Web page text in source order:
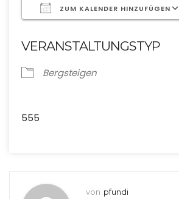
ZUM KALENDER HINZUFÜGEN
VERANSTALTUNGSTYP
Bergsteigen
555
von pfundi